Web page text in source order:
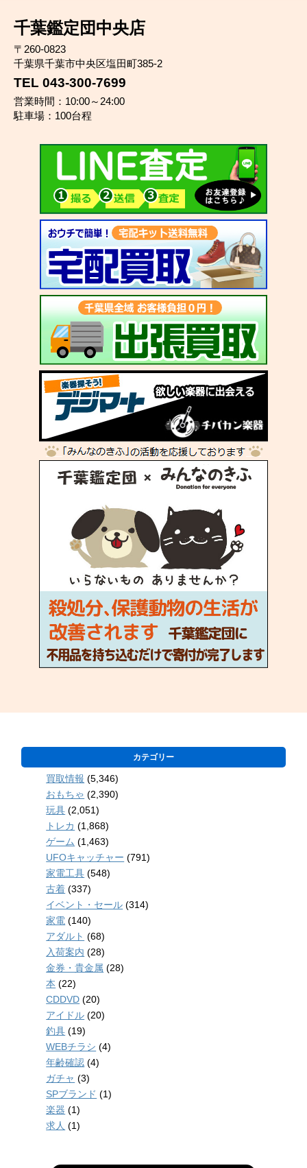
千葉鑑定団中央店
〒260-0823
千葉県千葉市中央区塩田町385-2
TEL 043-300-7699
営業時間：10:00～24:00
駐車場：100台程
カテゴリー
買取情報 (5,346)
おもちゃ (2,390)
玩具 (2,051)
トレカ (1,868)
ゲーム (1,463)
UFOキャッチャー (791)
家電工具 (548)
古着 (337)
イベント・セール (314)
家電 (140)
アダルト (68)
入荷案内 (28)
金券・貴金属 (28)
本 (22)
CDDVD (20)
アイドル (20)
釣具 (19)
WEBチラシ (4)
年齢確認 (4)
ガチャ (3)
SPブランド (1)
楽器 (1)
求人 (1)